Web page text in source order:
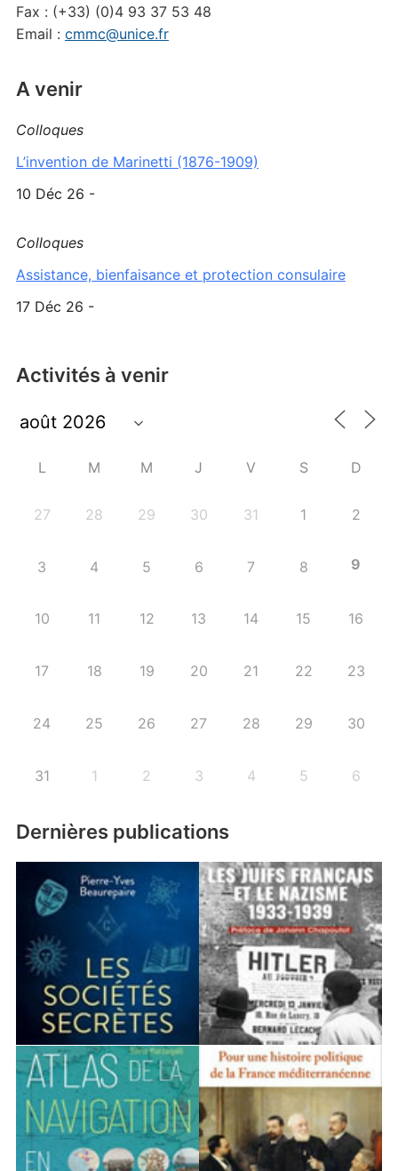
Fax : (+33) (0)4 93 37 53 48
Email : cmmc@unice.fr
A venir
Colloques
L’invention de Marinetti (1876-1909)
10 Déc 26 -
Colloques
Assistance, bienfaisance et protection consulaire
17 Déc 26 -
Activités à venir
L M M J V S D
27 28 29 30 31 1 2
3 4 5 6 7 8 9
10 11 12 13 14 15 16
17 18 19 20 21 22 23
24 25 26 27 28 29 30
31 1 2 3 4 5 6
Dernières publications